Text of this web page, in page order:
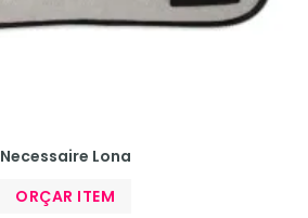
Necessaire Lona
ORÇAR ITEM